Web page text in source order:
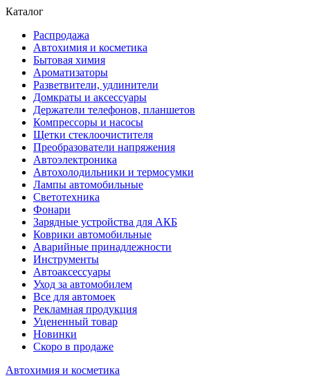
Каталог
Распродажа
Автохимия и косметика
Бытовая химия
Ароматизаторы
Разветвители, удлинители
Домкраты и аксессуары
Держатели телефонов, планшетов
Компрессоры и насосы
Щетки стеклоочистителя
Преобразователи напряжения
Автоэлектроника
Автохолодильники и термосумки
Лампы автомобильные
Светотехника
Фонари
Зарядные устройства для АКБ
Коврики автомобильные
Аварийные принадлежности
Инструменты
Автоаксессуары
Уход за автомобилем
Все для автомоек
Рекламная продукция
Уцененный товар
Новинки
Скоро в продаже
Автохимия и косметика